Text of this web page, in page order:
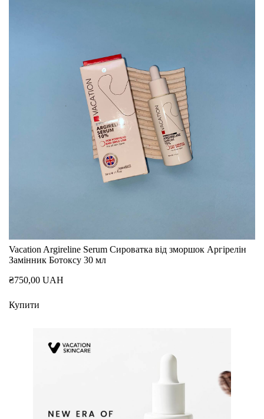
Vacation Argireline Serum Сироватка від зморшок Аргірелін
Замінник Ботоксу 30 мл
₴750,00 UAH
Купити